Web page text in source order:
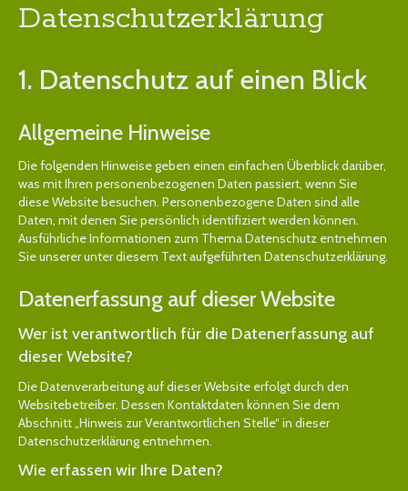
Datenschutz­erklärung
1. Datenschutz auf einen Blick
Allgemeine Hinweise
Die folgenden Hinweise geben einen einfachen Überblick darüber,
was mit Ihren personenbezogenen Daten passiert, wenn Sie
diese Website besuchen. Personenbezogene Daten sind alle
Daten, mit denen Sie persönlich identifiziert werden können.
Ausführliche Informationen zum Thema Datenschutz entnehmen
Sie unserer unter diesem Text aufgeführten Datenschutzerklärung.
Datenerfassung auf dieser Website
Wer ist verantwortlich für die Datenerfassung auf
dieser Website?
Die Datenverarbeitung auf dieser Website erfolgt durch den
Websitebetreiber. Dessen Kontaktdaten können Sie dem
Abschnitt „Hinweis zur Verantwortlichen Stelle“ in dieser
Datenschutzerklärung entnehmen.
Wie erfassen wir Ihre Daten?